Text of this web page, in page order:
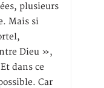
plusieurs
Mais si
Dieu »,
dans ce
Car